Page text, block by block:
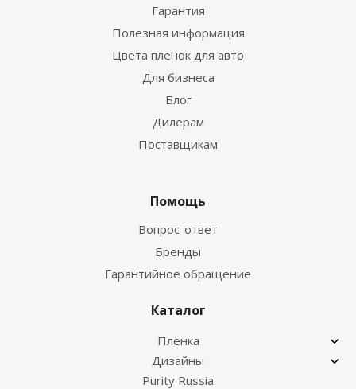
Гарантия
Полезная информация
Цвета пленок для авто
Для бизнеса
Блог
Дилерам
Поставщикам
Помощь
Вопрос-ответ
Бренды
Гарантийное обращение
Каталог
Пленка
Дизайны
Purity Russia